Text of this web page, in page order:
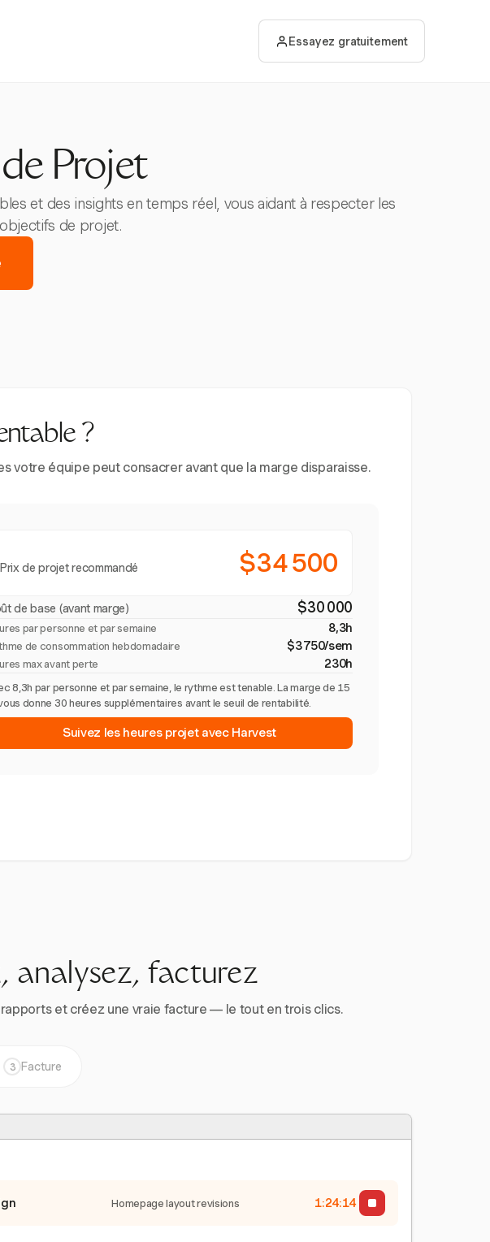
Essayez gratuitement
Projet
et des insights en temps réel, vous aidant à respecter les
de projet.
?
votre équipe peut consacrer avant que la marge disparaisse.
Prix de projet recommandé $34 500
de base (avant marge) $30 000
par personne et par semaine 8,3h
de consommation hebdomadaire $3 750/sem
max avant perte 230h
8,3h par personne et par semaine, le rythme est tenable. La marge de 15
donne 30 heures supplémentaires avant le seuil de rentabilité.
Suivez les heures projet avec Harvest
analysez, facturez
et créez une vraie facture — le tout en trois clics.
3 Facture
Homepage layout revisions 1:24:14